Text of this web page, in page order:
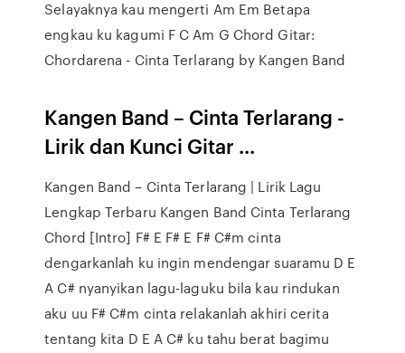
Selayaknya kau mengerti Am Em Betapa
engkau ku kagumi F C Am G Chord Gitar:
Chordarena - Cinta Terlarang by Kangen Band
Kangen Band – Cinta Terlarang -
Lirik dan Kunci Gitar ...
Kangen Band – Cinta Terlarang | Lirik Lagu
Lengkap Terbaru Kangen Band Cinta Terlarang
Chord [Intro] F# E F# E F# C#m cinta
dengarkanlah ku ingin mendengar suaramu D E
A C# nyanyikan lagu-laguku bila kau rindukan
aku uu F# C#m cinta relakanlah akhiri cerita
tentang kita D E A C# ku tahu berat bagimu